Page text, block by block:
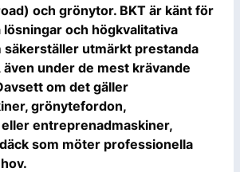
och grönytor. BKT är känt för
lösningar och högkvalitativa
säkerställer utmärkt prestanda
under de mest krävande
om det gäller
grönytefordon,
entreprenadmaskiner,
som möter professionella